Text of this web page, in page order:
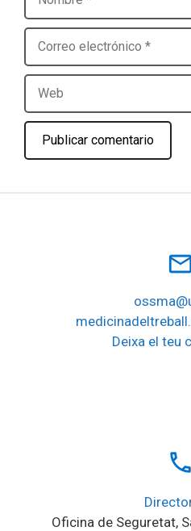
Correo
electrónico
Web
Deixa el teu
local_phone
Oficina de Seguretat,